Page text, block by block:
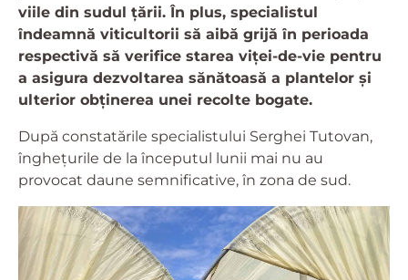
viile din sudul țării. În plus, specialistul
îndeamnă viticultorii să aibă grijă în perioada
respectivă să verifice starea viței-de-vie pentru
a asigura dezvoltarea sănătoasă a plantelor și
ulterior obținerea unei recolte bogate.
După constatările specialistului Serghei Tutovan,
înghețurile de la începutul lunii mai nu au
provocat daune semnificative, în zona de sud.